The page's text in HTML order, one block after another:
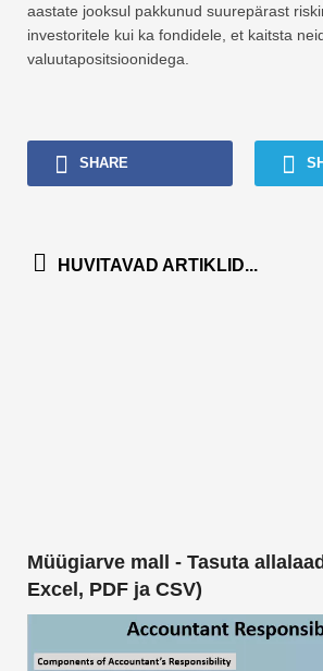
aastate jooksul pakkunud suurepärast
investoritele kui ka fondidele, et kaitsta
valuutapositsioonidega.
SHARE
HUVITAVAD ARTIKLID...
Müügiarve mall - Tasuta
Excel, PDF ja CSV)